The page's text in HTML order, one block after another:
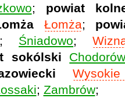
; powiat
Łomża;
; Śniadowo;
sokólski
; Zambrów;